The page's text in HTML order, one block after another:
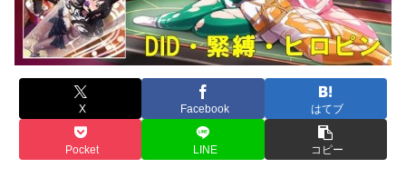
X Facebook はてブ
Pocket LINE コピー